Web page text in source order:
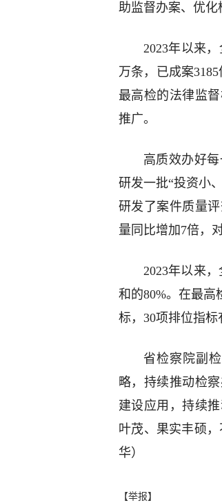
助监督办案、优化
2023年以来
万条，已成案
最高检的法律监
推广。
高质效办好
研发一批“投资小
研发了案件质量
量同比增加7倍，
2023年以来
和的80%。在最高
标，30项排位指标
省检察院副
略，持续推动检
建设应用，持续
叶茂、果实丰硕
华）
【举报】